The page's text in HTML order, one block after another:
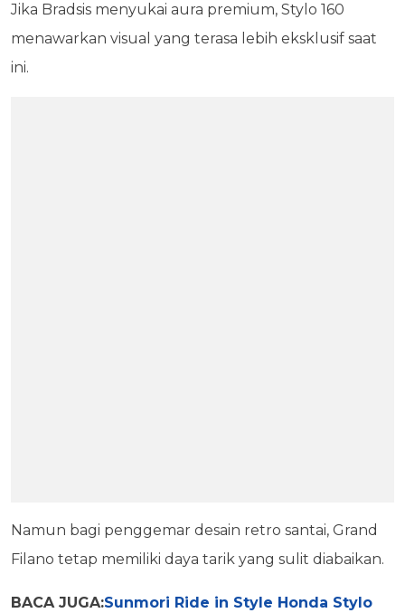
Jika Bradsis menyukai aura premium, Stylo 160
menawarkan visual yang terasa lebih eksklusif saat
ini.
Namun bagi penggemar desain retro santai, Grand
Filano tetap memiliki daya tarik yang sulit diabaikan.
BACA JUGA:Sunmori Ride in Style Honda Stylo